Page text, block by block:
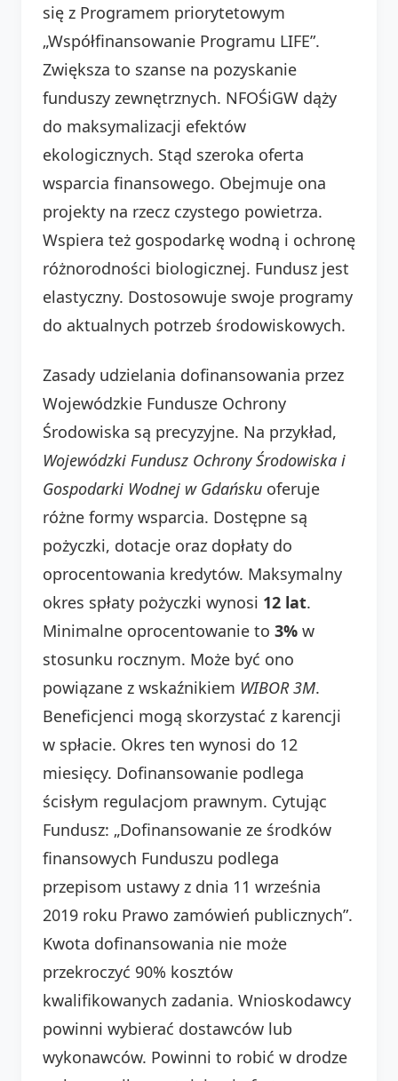
się z Programem priorytetowym
„Współfinansowanie Programu LIFE”.
Zwiększa to szanse na pozyskanie
funduszy zewnętrznych. NFOŚiGW dąży
do maksymalizacji efektów
ekologicznych. Stąd szeroka oferta
wsparcia finansowego. Obejmuje ona
projekty na rzecz czystego powietrza.
Wspiera też gospodarkę wodną i ochronę
różnorodności biologicznej. Fundusz jest
elastyczny. Dostosowuje swoje programy
do aktualnych potrzeb środowiskowych.
Zasady udzielania dofinansowania przez
Wojewódzkie Fundusze Ochrony
Środowiska są precyzyjne. Na przykład,
Wojewódzki Fundusz Ochrony Środowiska i
Gospodarki Wodnej w Gdańsku oferuje
różne formy wsparcia. Dostępne są
pożyczki, dotacje oraz dopłaty do
oprocentowania kredytów. Maksymalny
okres spłaty pożyczki wynosi 12 lat.
Minimalne oprocentowanie to 3% w
stosunku rocznym. Może być ono
powiązane z wskaźnikiem WIBOR 3M.
Beneficjenci mogą skorzystać z karencji
w spłacie. Okres ten wynosi do 12
miesięcy. Dofinansowanie podlega
ścisłym regulacjom prawnym. Cytując
Fundusz: „Dofinansowanie ze środków
finansowych Funduszu podlega
przepisom ustawy z dnia 11 września
2019 roku Prawo zamówień publicznych”.
Kwota dofinansowania nie może
przekroczyć 90% kosztów
kwalifikowanych zadania. Wnioskodawcy
powinni wybierać dostawców lub
wykonawców. Powinni to robić w drodze